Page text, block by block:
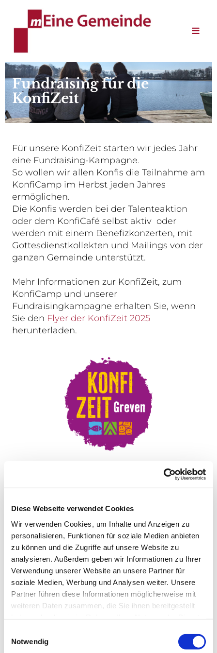
Diese Webseite verwendet Cookies
Wir verwenden Cookies, um Inhalte und Anzeigen zu
personalisieren, Funktionen für soziale Medien anbieten
zu können und die Zugriffe auf unsere Website zu
analysieren. Außerdem geben wir Informationen zu Ihrer
Verwendung unserer Website an unsere Partner für
soziale Medien, Werbung und Analysen weiter. Unsere
Partner führen diese Informationen möglicherweise mit
weiteren Daten zusammen, die Sie ihnen bereitgestellt
Notwendig
Fundraising für die
KonfiZeit
Für unsere KonfiZeit starten wir jedes Jahr
eine Fundraising-Kampagne.
So wollen wir allen Konfis die Teilnahme am
KonfiCamp im Herbst jeden Jahres
ermöglichen.
Die Konfis werden bei der Talenteaktion
oder dem KonfiCafé selbst aktiv oder
werden mit einem Benefizkonzerten, mit
Gottesdienstkollekten und Mailings von der
ganzen Gemeinde unterstützt.
Mehr Informationen zur KonfiZeit, zum
KonfiCamp und unserer
Fundraisingkampagne erhalten Sie, wenn
Sie den Flyer der KonfiZeit 2025
herunterladen.
Sie möchten für unsere
KonfiZeit spenden?
Darüber freuen wir
uns sehr!
Um unsere KonfiZeit und die
Konfirmand:innen zu unterstützen können
"KonfiZeit" angeben.